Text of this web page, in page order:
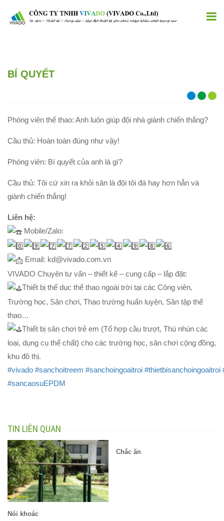
BÍ QUYẾT
Phóng viên thể thao: Anh luôn giúp đội nhà giành chiến thắng?
Cầu thủ: Hoàn toàn đúng như vậy!
Phóng viên: Bí quyết của anh là gì?
Cầu thủ: Tôi cứ xin ra khỏi sân là đội tôi đá hay hơn hẳn và
giành chiến thắng!
Liên hệ:
Mobile/Zalo:
Email: kd@vivado.com.vn
VIVADO Chuyên tư vấn – thiết kế – cung cấp – lắp đặt:
Thiết bị thể dục thể thao ngoài trời tại các Công viên,
Trường học, Sân chơi, Thao trường huấn luyện, Sân tập thể
thao…
Thiết bị sân chơi trẻ em (Tổ hợp cầu trượt, Thú nhún các
loại, dụng cụ thể chất) cho các trường học, sân chơi cộng đồng,
khu đô thị.
#vivado #sanchoitreem #sanchoingoaitroi #thietbisanchoingoaitroi
#sancaosuEPDM
TIN LIÊN QUAN
Nói khoác
Chắc ăn